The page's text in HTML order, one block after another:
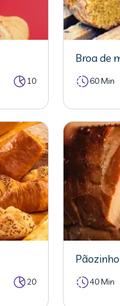
10
Broa de
60 Min
20 40 Min